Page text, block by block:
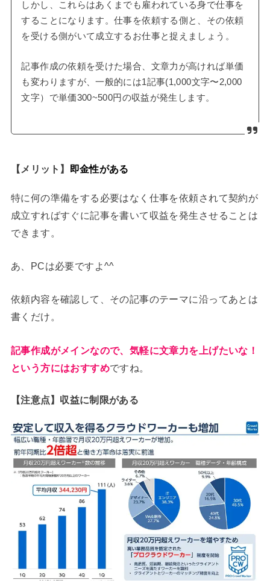
しかし、これらはあくまでも雇われている身で仕事を
することになります。仕事を依頼する側と、その依頼
を受ける側がいて成立するお仕事と捉えましょう。
記事作成の依頼を受けた場合、文章力が高ければ単価
も変わりますが、一般的には1記事(1,000文字〜2,000
文字）で単価300~500円の収益が発生します。
【メリット】 即金性がある
特に何の準備をする必要はなく仕事を依頼されて契約が
成立すればすぐに記事を書いて収益を発生させることは
できます。
あ、PCは必要ですよ^^
依頼内容を確認して、その記事のテーマに沿ってあとは
書くだけ。
記事作成がメインなので、気軽に文章力を上げたいな！
という方にはおすすめですね。
【注意点】収益に制限がある